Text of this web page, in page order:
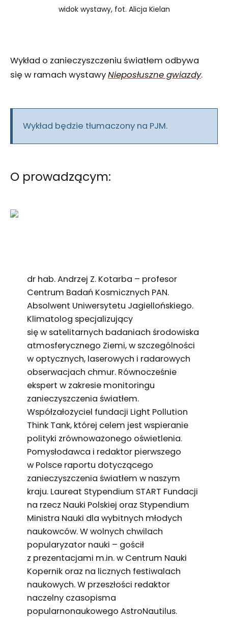
widok wystawy, fot. Alicja Kielan
Wykład o zanieczyszczeniu światłem odbywa
się w ramach wystawyNieposłuszne gwiazdy.
Wykład będzie tłumaczony na PJM.
O prowadzącym:
dr hab. Andrzej Z. Kotarba – profesor
Centrum Badań Kosmicznych PAN.
Absolwent Uniwersytetu Jagiellońskiego.
Klimatolog specjalizujący
się w satelitarnych badaniach środowiska
atmosferycznego Ziemi, w szczególności
w optycznych, laserowych i radarowych
obserwacjach chmur. Równocześnie
ekspert w zakresie monitoringu
zanieczyszczenia światłem.
Współzałożyciel fundacji Light Pollution
Think Tank, której celem jest wspieranie
polityki zrównoważonego oświetlenia.
Pomysłodawca i redaktor pierwszego
w Polsce raportu dotyczącego
zanieczyszczenia światłem w naszym
kraju. Laureat Stypendium START Fundacji
na rzecz Nauki Polskiej oraz Stypendium
Ministra Nauki dla wybitnych młodych
naukowców. W wolnych chwilach
popularyzator nauki – gościł
z prezentacjami m.in. w Centrum Nauki
Kopernik oraz na licznych festiwalach
naukowych. W przeszłości redaktor
naczelny czasopisma
popularnonaukowego AstroNautilus.